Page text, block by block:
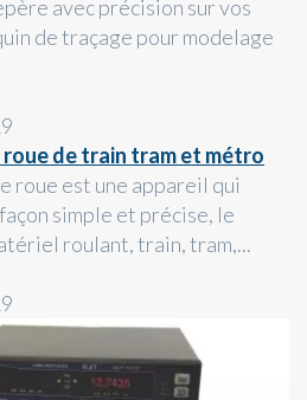
avec précision sur vos
de traçage pour modelage
de train tram et métro
roue est une appareil qui
simple et précise, le
roulant, train, tram,...